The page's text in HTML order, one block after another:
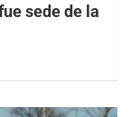
sede de la